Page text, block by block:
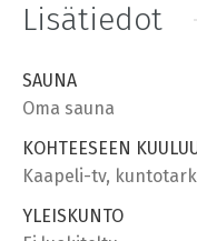
Lisätiedot
SAUNA
Oma sauna
KOHTEESEEN
Kaapeli-tv,
YLEISKUNTO